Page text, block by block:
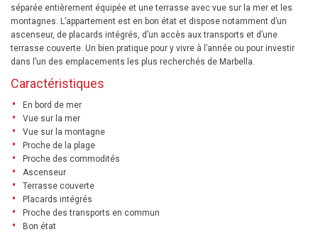
séparée entièrement équipée et une terrasse avec vue sur la mer et les
montagnes. L’appartement est en bon état et dispose notamment d’un
ascenseur, de placards intégrés, d’un accès aux transports et d’une
terrasse couverte. Un bien pratique pour y vivre à l’année ou pour investir
dans l’un des emplacements les plus recherchés de Marbella.
Caractéristiques
En bord de mer
Vue sur la mer
Vue sur la montagne
Proche de la plage
Proche des commodités
Ascenseur
Terrasse couverte
Placards intégrés
Proche des transports en commun
Bon état